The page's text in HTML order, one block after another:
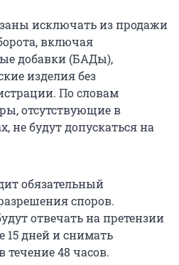
исключать из продажи
включая
добавки (БАДы),
изделия без
По словам
отсутствующие в
не будут допускаться на
обязательный
споров.
отвечать на претензии
15 дней и снимать
48 часов.